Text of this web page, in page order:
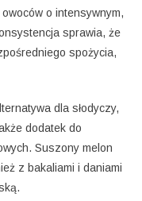
o intensywnym,
sprawia, że
spożycia,
dla słodyczy,
dodatek do
Suszony melon
z bakaliami i daniami